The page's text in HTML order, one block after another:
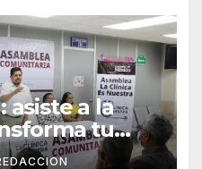
asiste a la
tu
Bienestar